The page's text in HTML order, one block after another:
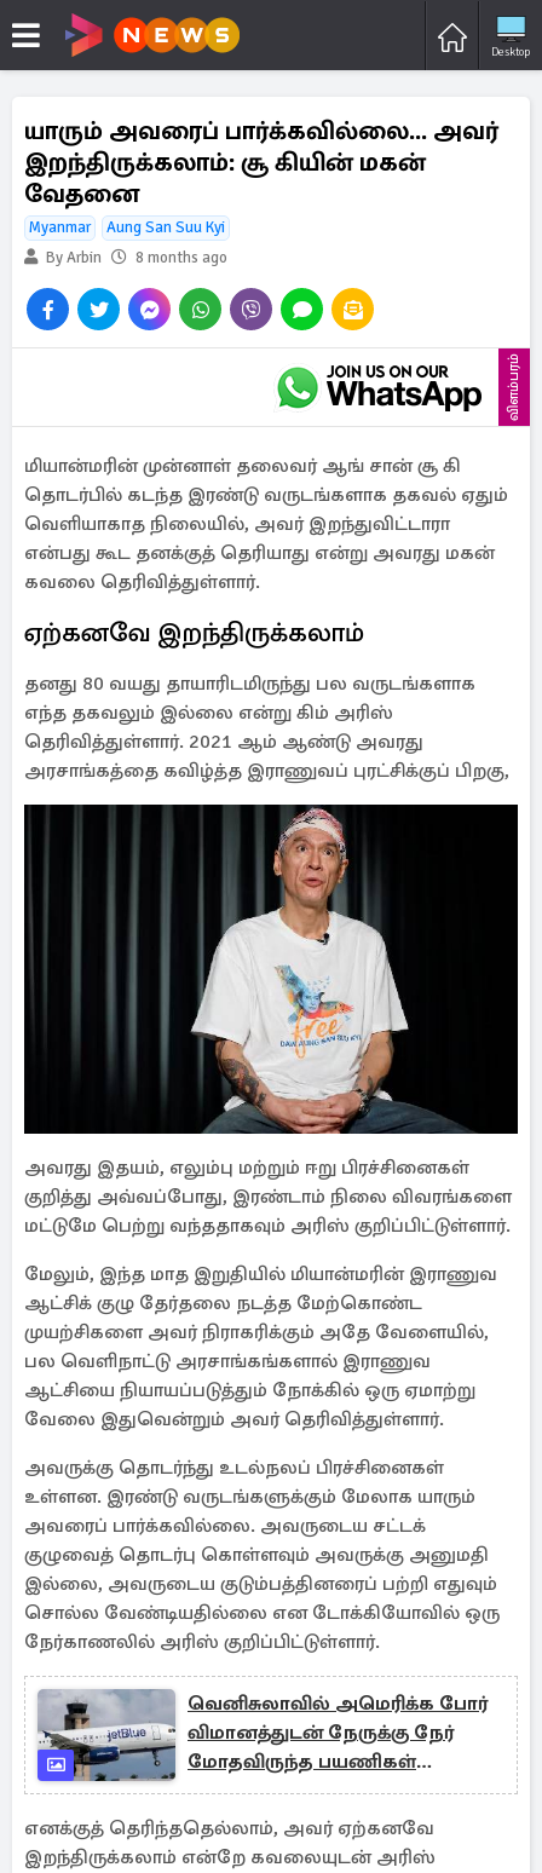
Desktop
யாரும் அவரைப் பார்க்கவில்லை... அவர்
இறந்திருக்கலாம்: சூ கியின் மகன்
வேதனை
Myanmar
Aung San Suu Kyi
By Arbin
8 months ago
விளம்பரம்
மியான்மரின் முன்னாள் தலைவர் ஆங் சான் சூ கி
தொடர்பில் கடந்த இரண்டு வருடங்களாக தகவல் ஏதும்
வெளியாகாத நிலையில், அவர் இறந்துவிட்டாரா
என்பது கூட தனக்குத் தெரியாது என்று அவரது மகன்
கவலை தெரிவித்துள்ளார்.
ஏற்கனவே இறந்திருக்கலாம்
தனது 80 வயது தாயாரிடமிருந்து பல வருடங்களாக
எந்த தகவலும் இல்லை என்று கிம் அரிஸ்
தெரிவித்துள்ளார். 2021 ஆம் ஆண்டு அவரது
அரசாங்கத்தை கவிழ்த்த இராணுவப் புரட்சிக்குப் பிறகு,
அவரது இதயம், எலும்பு மற்றும் ஈறு பிரச்சினைகள்
குறித்து அவ்வப்போது, ​​இரண்டாம் நிலை விவரங்களை
மட்டுமே பெற்று வந்ததாகவும் அரிஸ் குறிப்பிட்டுள்ளார்.
மேலும், இந்த மாத இறுதியில் மியான்மரின் இராணுவ
ஆட்சிக் குழு தேர்தலை நடத்த மேற்கொண்ட
முயற்சிகளை அவர் நிராகரிக்கும் அதே வேளையில்,
பல வெளிநாட்டு அரசாங்கங்களால் இராணுவ
ஆட்சியை நியாயப்படுத்தும் நோக்கில் ஒரு ஏமாற்று
வேலை இதுவென்றும் அவர் தெரிவித்துள்ளார்.
அவருக்கு தொடர்ந்து உடல்நலப் பிரச்சினைகள்
உள்ளன. இரண்டு வருடங்களுக்கும் மேலாக யாரும்
அவரைப் பார்க்கவில்லை. அவருடைய சட்டக்
குழுவைத் தொடர்பு கொள்ளவும் அவருக்கு அனுமதி
இல்லை, அவருடைய குடும்பத்தினரைப் பற்றி எதுவும்
சொல்ல வேண்டியதில்லை என டோக்கியோவில் ஒரு
நேர்காணலில் அரிஸ் குறிப்பிட்டுள்ளார்.
வெனிசுலாவில் அமெரிக்க போர்
விமானத்துடன் நேருக்கு நேர்
மோதவிருந்த பயணிகள்
விமானம்
எனக்குத் தெரிந்ததெல்லாம், அவர் ஏற்கனவே
இறந்திருக்கலாம் என்றே கவலையுடன் அரிஸ்